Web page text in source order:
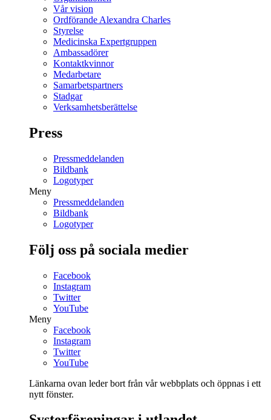
Vår vision
Ordförande Alexandra Charles
Styrelse
Medicinska Expertgruppen
Ambassadörer
Kontaktkvinnor
Medarbetare
Samarbetspartners
Stadgar
Verksamhetsberättelse
Press
Pressmeddelanden
Bildbank
Logotyper
Meny
Pressmeddelanden
Bildbank
Logotyper
Följ oss på sociala medier
Facebook
Instagram
Twitter
YouTube
Meny
Facebook
Instagram
Twitter
YouTube
Länkarna ovan leder bort från vår webbplats och öppnas i ett
nytt fönster.